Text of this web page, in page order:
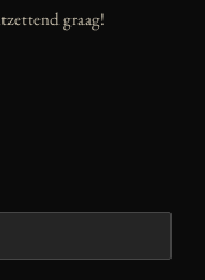
graag!